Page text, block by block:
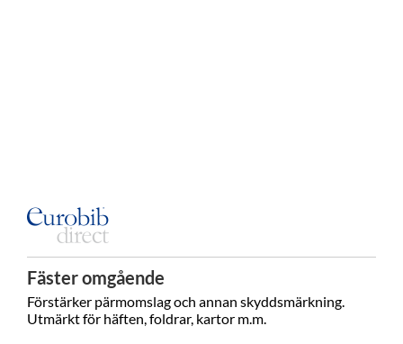
Fäster omgående
Förstärker pärmomslag och annan skyddsmärkning.
Utmärkt för häften, foldrar, kartor m.m.